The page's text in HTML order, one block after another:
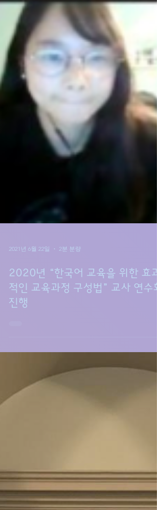
2021년 6월 22일 2분 분량
2020년 “한국어 교육을 위한 효과
적인 교육과정 구성법” 교사 연수